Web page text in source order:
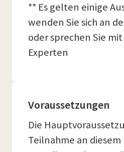
** Es gelten einige
wenden Sie sich an
oder sprechen Sie
Experten
Voraussetzungen
Die
Teilnahme an diesem